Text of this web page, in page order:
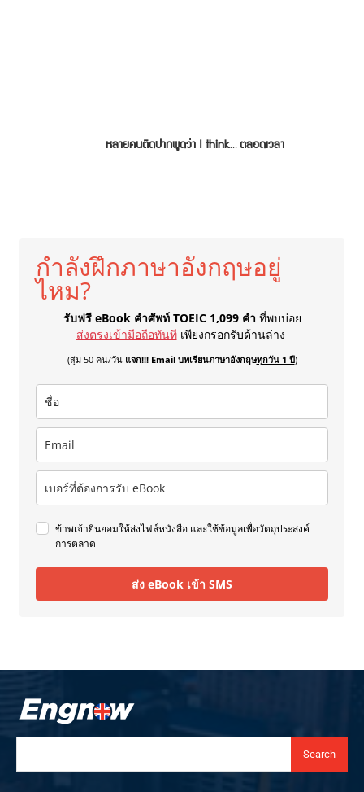
หลายคนติดปากพูดว่า I think… ตลอดเวลา
กำลังฝึกภาษาอังกฤษอยู่
ไหม?
รับฟรี eBook คำศัพท์ TOEIC 1,099 คำ ที่พบบ่อย
ส่งตรงเข้ามือถือทันที เพียงกรอกรับด้านล่าง
(สุ่ม 50 คน/วัน แจก!!! Email บทเรียนภาษาอังกฤษทุกวัน 1 ปี)
ข้าพเจ้ายินยอมให้ส่งไฟล์หนังสือ และใช้ข้อมูลเพื่อวัตถุประสงค์
การตลาด
ส่ง eBook เข้า SMS
Search